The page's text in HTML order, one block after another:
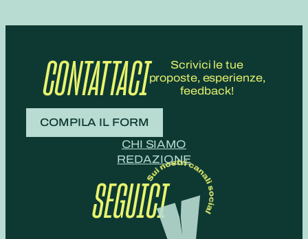
CONTATTACI
Scrivici le tue
proposte, esperienze,
feedback!
COMPILA IL FORM
CHI SIAMO
REDAZIONE
SEGUICI